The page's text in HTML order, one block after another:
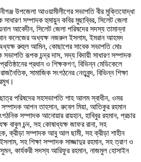
উপজেলা আওয়ামীলীগের সভাপতি বীর মুক্তিযোদ্ধা
সম্পাদক হুমায়ুন কবির মুছাব্বির, সিলেট জেলা
আবেদীন, সিলেট জেলা পরিষদের সদস্য তামান্না
কলেজের অধ্যক্ষ নজরুল ইসলাম, ইমরান আহমদ
রুহুল আমিন, কোছাপের সাবেক সভাপতি মোঃ
রূপক চন্দ্র দাস, সদ্য বিদায়ী সাধারণ সম্পাদক
প্রধান ও শিক্ষকগণ, বিভিন্ন মেডিকেলে
সামাজিক সংগঠনের নেতৃবৃন্দ, বিভিন্ন শিক্ষা
পরিষদের সহসভাপতি শাহ আলম স্বাধীন, ওমর
আপন তাহসান, রুবেল মিয়া, আতিকুর রহমান
সম্পাদক আনোয়ার রায়হান, হাবিবুর রহমান, প্রচার
বাবুল চন্দ, সহ কোষাধ্যক্ষ জাফর রানা, সহ
ক্রীড়া সম্পাদক আবু আল ছামী, সহ ক্রীড়া শাহীন
সহ শিক্ষা সম্পাদক সাজ্জাদুর রহমান, সহ ত্রাণ ও
কার্যকরী সদস্য আরিফুর রহমান, নাজমুল হোসাইন